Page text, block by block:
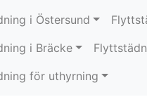
i Östersund
i Bräcke
för uthyrning